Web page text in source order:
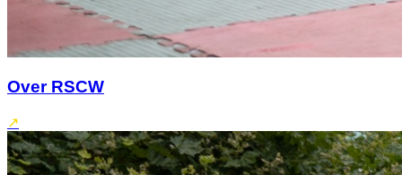
Over RSCW
↗